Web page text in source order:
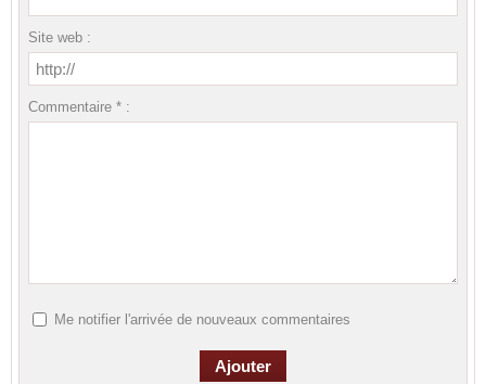
Site web :
Commentaire * :
Me notifier l'arrivée de nouveaux commentaires